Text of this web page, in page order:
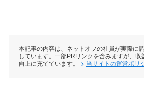
本記事の内容は、ネットオフの社員が実際に
しています。一部PRリンクを含みますが、収
向上に充てています。
当サイトの運営ポリ